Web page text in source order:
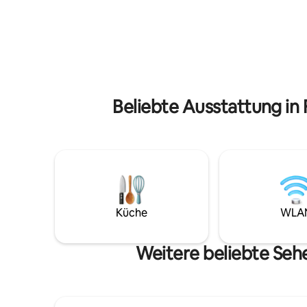
Beliebte Ausstattung in
Küche
Weitere beliebte